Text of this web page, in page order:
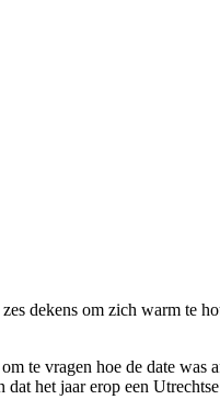
dekens om zich warm te
te vragen hoe de date was
het jaar erop een